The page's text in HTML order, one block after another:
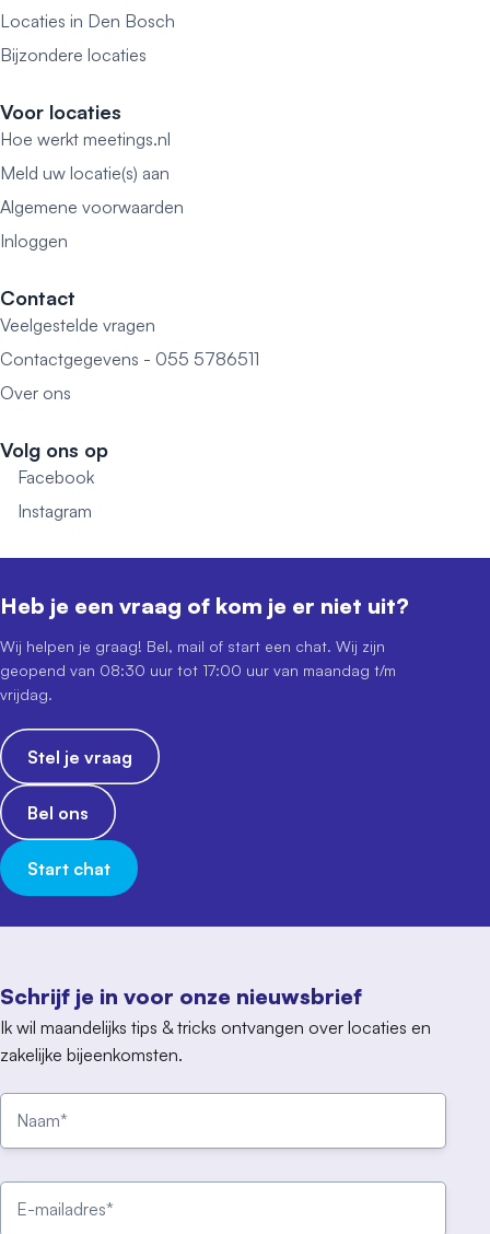
Locaties in Den Bosch
Bijzondere locaties
Voor locaties
Hoe werkt meetings.nl
Meld uw locatie(s) aan
Algemene voorwaarden
Inloggen
Contact
Veelgestelde vragen
Contactgegevens - 055 5786511
Over ons
Volg ons op
Facebook
Instagram
Schrijf je in voor onze nieuwsbrief
Ik wil maandelijks tips & tricks ontvangen over locaties en
zakelijke bijeenkomsten.
Heb je een vraag of kom je er niet uit?
Wij helpen je graag! Bel, mail of start een chat. Wij zijn
geopend van 08:30 uur tot 17:00 uur van maandag t/m
vrijdag.
Stel je vraag
Bel ons
Start chat